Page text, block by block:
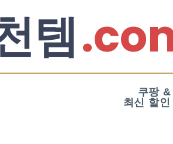
템
쿠팡
최신 할